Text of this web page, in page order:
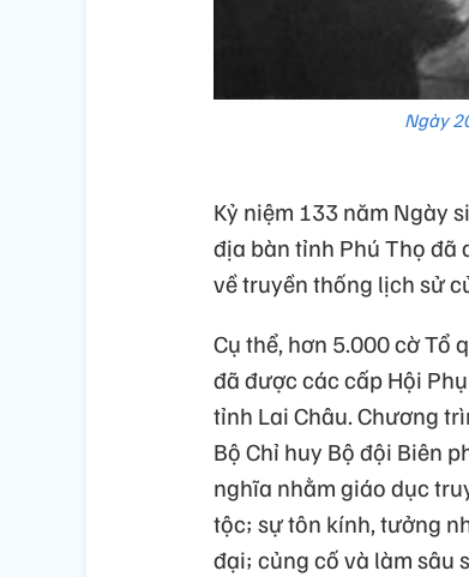
Ngày
Kỷ niệm 133 năm Ngày
địa bàn tỉnh Phú Thọ đã
về truyền thống lịch sử
Cụ thể, hơn 5.000 cờ Tổ
đã được các cấp Hội
tỉnh Lai Châu. Chương
Bộ Chỉ huy Bộ đội Biên
nghĩa nhằm giáo dục
tộc; sự tôn kính, tưởng
đại; củng cố và làm sâu